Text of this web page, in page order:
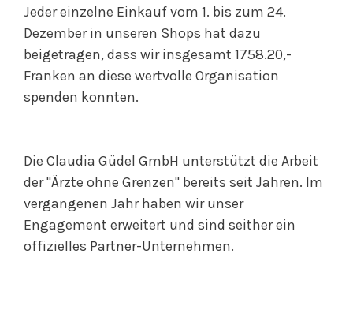
Jeder einzelne Einkauf vom 1. bis zum 24.
Dezember in unseren Shops hat dazu
beigetragen, dass wir insgesamt 1758.20,-
Franken an diese wertvolle Organisation
spenden konnten.
Die Claudia Güdel GmbH unterstützt die Arbeit
der "Ärzte ohne Grenzen" bereits seit Jahren. Im
vergangenen Jahr haben wir unser
Engagement erweitert und sind seither ein
offizielles Partner-Unternehmen.